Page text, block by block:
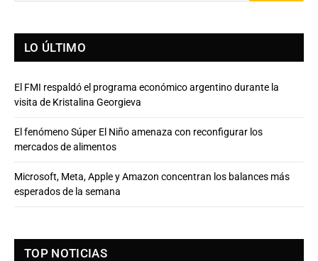
LO ÚLTIMO
El FMI respaldó el programa económico argentino durante la
visita de Kristalina Georgieva
El fenómeno Súper El Niño amenaza con reconfigurar los
mercados de alimentos
Microsoft, Meta, Apple y Amazon concentran los balances más
esperados de la semana
TOP NOTICIAS